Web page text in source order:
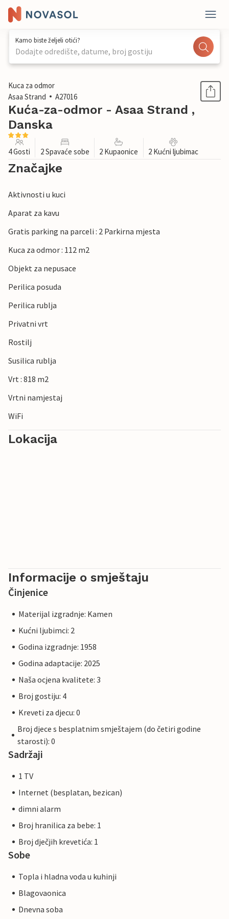
Kamo biste željeli otići?
Dodajte odredište, datume, broj gostiju
1 / 15
Kuca za odmor
Asaa Strand
A27016
Kuća-za-odmor - Asaa Strand ,
Danska
4 Gosti 2 Spavaće sobe 2 Kupaonice 2 Kućni ljubimac
Značajke
Aktivnosti u kuci
Aparat za kavu
Gratis parking na parceli : 2 Parkirna mjesta
Kuca za odmor : 112 m2
Objekt za nepusace
Perilica posuda
Perilica rublja
Privatni vrt
Rostilj
Susilica rublja
Vrt : 818 m2
Vrtni namjestaj
WiFi
Lokacija
Informacije o smještaju
Činjenice
Materijal izgradnje: Kamen
Kućni ljubimci: 2
Godina izgradnje: 1958
Godina adaptacije: 2025
Naša ocjena kvalitete: 3
Broj gostiju: 4
Kreveti za djecu: 0
Broj djece s besplatnim smještajem (do četiri godine
starosti): 0
Sadržaji
1 TV
Internet (besplatan, bezican)
dimni alarm
Broj hranilica za bebe: 1
Broj dječjih krevetića: 1
Sobe
Topla i hladna voda u kuhinji
Blagovaonica
Dnevna soba